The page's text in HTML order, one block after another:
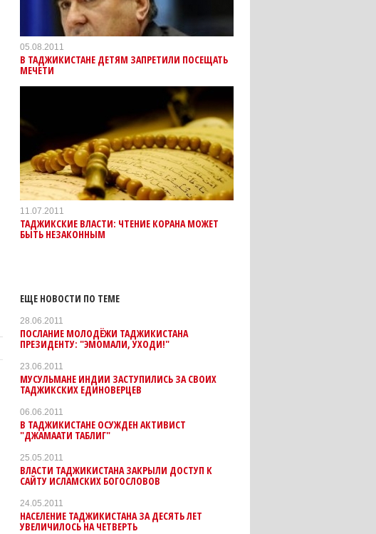
05.08.2011
В ТАДЖИКИСТАНЕ ДЕТЯМ ЗАПРЕТИЛИ ПОСЕЩАТЬ
МЕЧЕТИ
11.07.2011
ТАДЖИКСКИЕ ВЛАСТИ: ЧТЕНИЕ КОРАНА МОЖЕТ
БЫТЬ НЕЗАКОННЫМ
ЕЩЕ НОВОСТИ ПО ТЕМЕ
28.06.2011
ПОСЛАНИЕ МОЛОДЁЖИ ТАДЖИКИСТАНА
ПРЕЗИДЕНТУ: "ЭМОМАЛИ, УХОДИ!"
23.06.2011
МУСУЛЬМАНЕ ИНДИИ ЗАСТУПИЛИСЬ ЗА СВОИХ
ТАДЖИКСКИХ ЕДИНОВЕРЦЕВ
06.06.2011
В ТАДЖИКИСТАНЕ ОСУЖДЕН АКТИВИСТ
"ДЖАМААТИ ТАБЛИГ"
25.05.2011
ВЛАСТИ ТАДЖИКИСТАНА ЗАКРЫЛИ ДОСТУП К
САЙТУ ИСЛАМСКИХ БОГОСЛОВОВ
24.05.2011
НАСЕЛЕНИЕ ТАДЖИКИСТАНА ЗА ДЕСЯТЬ ЛЕТ
УВЕЛИЧИЛОСЬ НА ЧЕТВЕРТЬ